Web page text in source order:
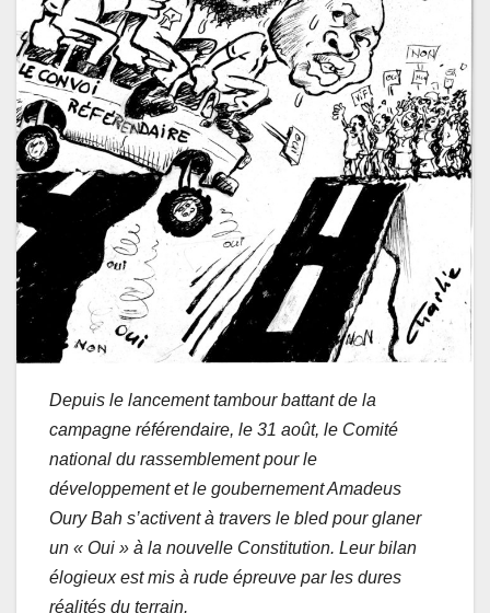
Depuis le lancement tambour battant de la
campagne référendaire, le 31 août, le Comité
national du rassemblement pour le
développement et le goubernement Amadeus
Oury Bah s’activent à travers le bled pour glaner
un « Oui » à la nouvelle Constitution. Leur bilan
élogieux est mis à rude épreuve par les dures
réalités du terrain.